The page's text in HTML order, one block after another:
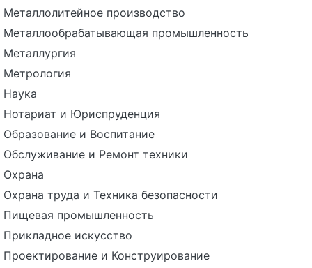
Металлолитейное производство
Металлообрабатывающая промышленность
Металлургия
Метрология
Наука
Нотариат и Юриспруденция
Образование и Воспитание
Обслуживание и Ремонт техники
Охрана
Охрана труда и Техника безопасности
Пищевая промышленность
Прикладное искусство
Проектирование и Конструирование